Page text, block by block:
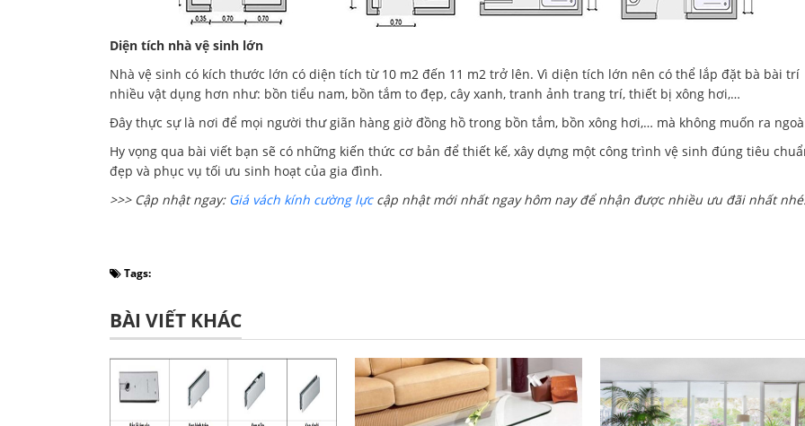
Diện tích nhà vệ sinh lớn
Nhà vệ sinh có kích thước lớn có diện tích từ 10 m2 đến 11 m2 trở lên. Vì diện tích lớn nên có thể lắp đặt bà bài trí
nhiều vật dụng hơn như: bồn tiểu nam, bồn tắm to đẹp, cây xanh, tranh ảnh trang trí, thiết bị xông hơi,…
Đây thực sự là nơi để mọi người thư giãn hàng giờ đồng hồ trong bồn tắm, bồn xông hơi,… mà không muốn ra
Hy vọng qua bài viết bạn sẽ có những kiến thức cơ bản để thiết kế, xây dựng một công trình vệ sinh đúng tiêu
đẹp và phục vụ tối ưu sinh hoạt của gia đình.
>>> Cập nhật ngay: Giá vách kính cường lựccập nhật mới nhất ngay hôm nay để nhận được nhiều ưu đãi nhất
Tags:
BÀI VIẾT KHÁC